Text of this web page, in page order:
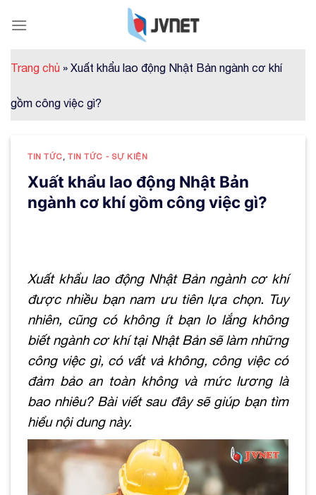
Trang chủ » Xuất khẩu lao động Nhật Bản ngành cơ khí
gồm công việc gì?
TIN TỨC ,TIN TỨC - SỰ KIỆN
Xuất khẩu lao động Nhật Bản
ngành cơ khí gồm công việc gì?
Xuất khẩu lao động Nhật Bản ngành cơ khí
được nhiều bạn nam ưu tiên lựa chọn. Tuy
nhiên, cũng có không ít bạn lo lắng không
biết ngành cơ khí tại Nhật Bản sẽ làm những
công việc gì, có vất vả không, công việc có
đảm bảo an toàn không và mức lương là
bao nhiêu? Bài viết sau đây sẽ giúp bạn tìm
hiểu nội dung này.